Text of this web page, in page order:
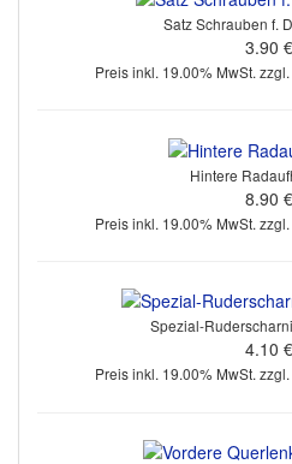
Satz Schrauben f.
3.90 €
Preis inkl. 19.00% MwSt. zzgl.
Hintere
8.90 €
Preis inkl. 19.00% MwSt. zzgl.
Spezial-
4.10 €
Preis inkl. 19.00% MwSt. zzgl.